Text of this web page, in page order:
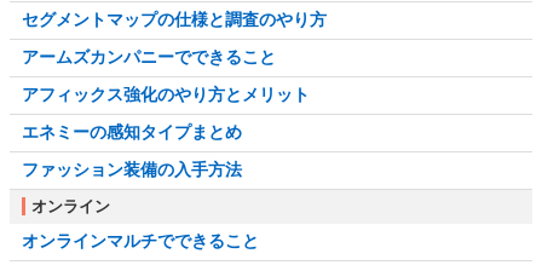
セグメントマップの仕様と調査のやり方
アームズカンパニーでできること
アフィックス強化のやり方とメリット
エネミーの感知タイプまとめ
ファッション装備の入手方法
オンライン
オンラインマルチでできること